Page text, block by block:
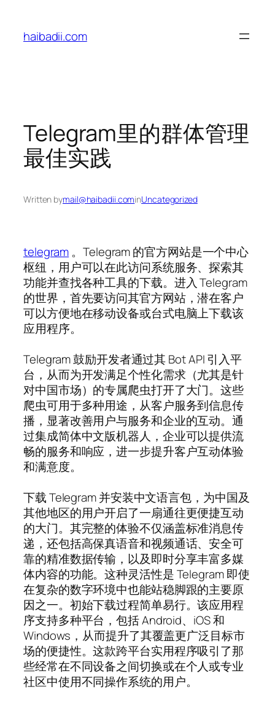
content
haibadii.com
Telegram里的群体管理
最佳实践
Written bymail@haibadii.cominUncategorized
telegram 。Telegram 的官方网站是一个中心
枢纽，用户可以在此访问系统服务、探索其
功能并查找各种工具的下载。进入 Telegram
的世界，首先要访问其官方网站，潜在客户
可以方便地在移动设备或台式电脑上下载该
应用程序。
Telegram 鼓励开发者通过其 Bot API 引入平
台，从而为开发满足个性化需求（尤其是针
对中国市场）的专属爬虫打开了大门。这些
爬虫可用于多种用途，从客户服务到信息传
播，显著改善用户与服务和企业的互动。通
过集成简体中文版机器人，企业可以提供流
畅的服务和响应，进一步提升客户互动体验
和满意度。
下载 Telegram 并安装中文语言包，为中国及
其他地区的用户开启了一扇通往更便捷互动
的大门。其完整的体验不仅涵盖标准消息传
递，还包括高保真语音和视频通话、安全可
靠的精准数据传输，以及即时分享丰富多媒
体内容的功能。这种灵活性是 Telegram 即使
在复杂的数字环境中也能站稳脚跟的主要原
因之一。初始下载过程简单易行。该应用程
序支持多种平台，包括 Android、iOS 和
Windows，从而提升了其覆盖更广泛目标市
场的便捷性。这款跨平台实用程序吸引了那
些经常在不同设备之间切换或在个人或专业
社区中使用不同操作系统的用户。